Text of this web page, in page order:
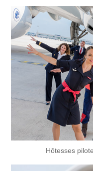
Hôtesses